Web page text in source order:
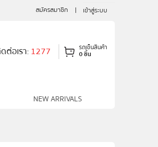
สมัครสมาชิก เข้าสู่ระบบ
NEW ARRIVALS
ต่อเรา:1277 รถเข็นสินค้า
0 ชิ้น